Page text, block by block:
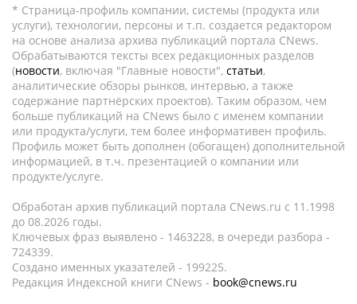
* Страница-профиль компании, системы (продукта или
услуги), технологии, персоны и т.п. создается редактором
на основе анализа архива публикаций портала CNews.
Обрабатываются тексты всех редакционных разделов
(новости, включая "Главные новости", статьи,
аналитические обзоры рынков, интервью, а также
содержание партнёрских проектов). Таким образом, чем
больше публикаций на CNews было с именем компании
или продукта/услуги, тем более информативен профиль.
Профиль может быть дополнен (обогащен) дополнительной
информацией, в т.ч. презентацией о компании или
продукте/услуге.
Обработан архив публикаций портала CNews.ru c 11.1998
до 08.2026 годы.
Ключевых фраз выявлено - 1463228, в очереди разбора -
724339.
Создано именных указателей - 199225.
Редакция Индексной книги CNews - book@cnews.ru